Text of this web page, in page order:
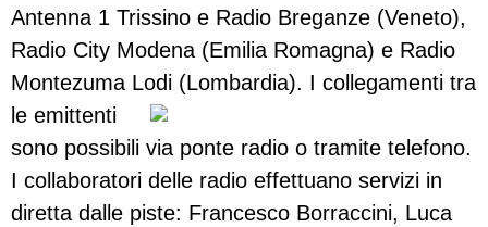
Antenna 1 Trissino e Radio Breganze (Veneto),
Radio City Modena (Emilia Romagna) e Radio
Montezuma Lodi (Lombardia). I collegamenti tra
le emittenti
sono possibili via ponte radio o tramite telefono.
I collaboratori delle radio effettuano servizi in
diretta dalle piste: Francesco Borraccini, Luca